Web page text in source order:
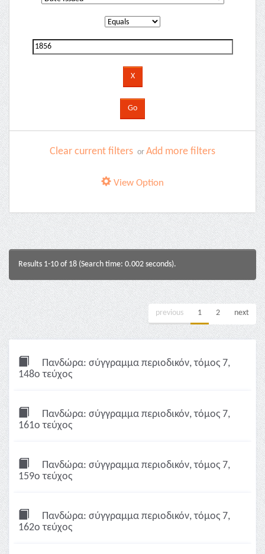
Clear current filters or Add more filters
View Option
Results 1-10 of 18 (Search time: 0.002 seconds).
previous 1 2 next
Πανδώρα: σύγγραμμα περιοδικόν, τόμος 7,
148ο τεύχος
Πανδώρα: σύγγραμμα περιοδικόν, τόμος 7,
161ο τεύχος
Πανδώρα: σύγγραμμα περιοδικόν, τόμος 7,
159ο τεύχος
Πανδώρα: σύγγραμμα περιοδικόν, τόμος 7,
162ο τεύχος